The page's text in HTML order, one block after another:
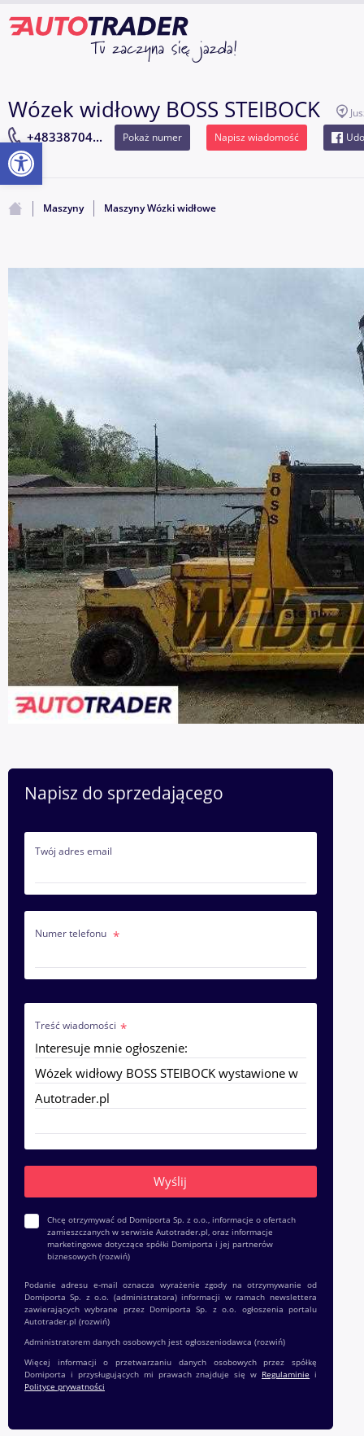
Wózek widłowy BOSS STEIBOCK
+48338704... Pokaż numer Napisz wiadomość
Maszyny Maszyny Wózki widłowe
Napisz do sprzedającego
Twój adres email
Numer telefonu
Treść wiadomości
Chcę otrzymywać od Domiporta Sp. z o.o., informacje o ofertach
zamieszczanych w serwisie Autotrader.pl, oraz informacje
marketingowe dotyczące spółki Domiporta i jej partnerów
biznesowych (rozwiń)
Podanie adresu e-mail oznacza wyrażenie zgody na otrzymywanie od
Domiporta Sp. z o.o. (administratora) informacji w ramach newslettera
zawierających wybrane przez Domiporta Sp. z o.o. ogłoszenia portalu
Autotrader.pl (rozwiń)
Administratorem danych osobowych jest ogłoszeniodawca (rozwiń)
Więcej informacji o przetwarzaniu danych osobowych przez spółkę
Domiporta i przysługujących mi prawach znajduje się w Regulaminie i
Polityce prywatności
Otwórz pasek narzędzi